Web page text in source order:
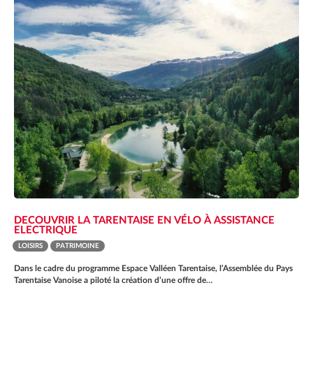
DECOUVRIR LA TARENTAISE EN VÉLO À ASSISTANCE
ELECTRIQUE
LOISIRS PATRIMOINE
Dans le cadre du programme Espace Valléen Tarentaise, l’Assemblée du Pays
Tarentaise Vanoise a piloté la création d’une offre de…